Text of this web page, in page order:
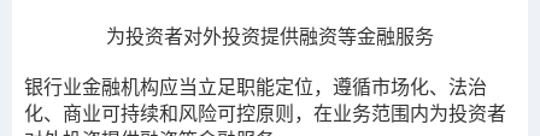
为投资者对外投资提供融资等金融服务
银行业金融机构应当立足职能定位，遵循市场化、法治
化、商业可持续和风险可控原则，在业务范围内为投资者